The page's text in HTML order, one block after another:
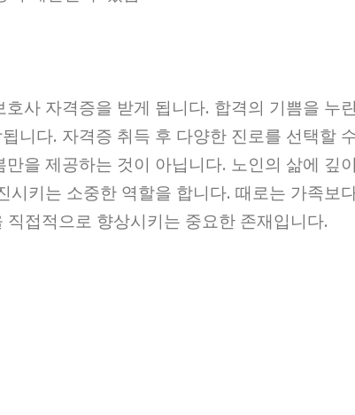
사 자격증을 받게 됩니다. 합격의 기쁨을 누
니다. 자격증 취득 후 다양한 진로를 선택할
을 제공하는 것이 아닙니다. 노인의 삶에 깊
키는 소중한 역할을 합니다. 때로는 가족보
접적으로 향상시키는 중요한 존재입니다.